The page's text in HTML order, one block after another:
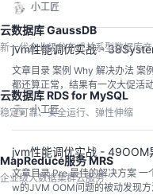
云数据库 GaussDB
新一代企业级分布式关系型数据库
云数据库 RDS for MySQL
稳定可靠、安全运行、弹性伸缩
MapReduce服务 MRS
企业级大数据集群云服务
小工匠
jvm性能调优实战 -
文章目录 案例 Why 解决办法 案例 案例是这样，有一次一个新系统上线，平时
都还算正常，结果有一次大促活动
意...
小工匠
jvm性能调优实战 - 49OOM
文章目录 Pre 最佳的解决方案 一个比较成熟的系统监控体系的建议 一种比较Lo